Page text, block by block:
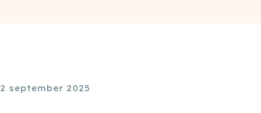
2 september 2025